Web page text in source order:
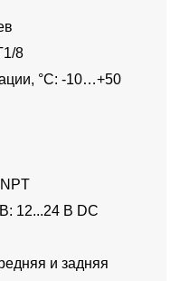
8
°C: -10…+50
12...24 В DC
и задняя